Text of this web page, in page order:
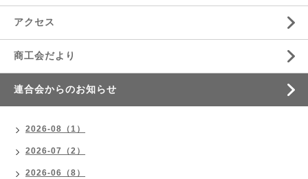
アクセス
商工会だより
連合会からのお知らせ
2026-08（1）
2026-07（2）
2026-06（8）